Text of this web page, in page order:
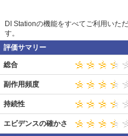
DI Stationの機能をすべてご利用いただ
す。
評価サマリー
総合
副作用頻度
持続性
エビデンスの確かさ